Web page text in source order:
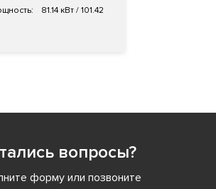
81.14 кВт / 101.42
вопросы?
форму или позвоните